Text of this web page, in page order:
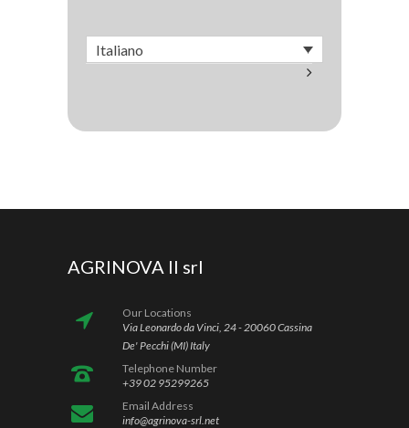
Italiano
AGRINOVA II srl
Our Locations
Via Leonardo da Vinci, 24 - 20060 Cassina
De' Pecchi (MI) Italy
Telephone Number
+39 02 95299265
Email Address
info@agrinova-srl.net